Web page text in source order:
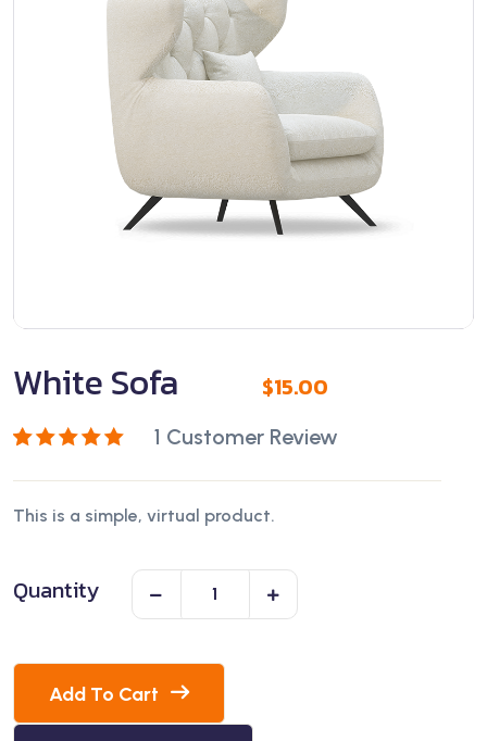
White Sofa $15.00
customer
1 Customer Review
This is a simple, virtual product.
Quantity
Add To Cart